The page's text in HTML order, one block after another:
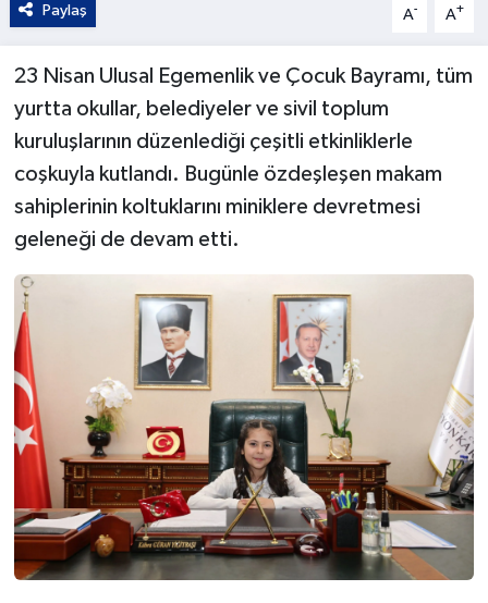
Paylaş A- A+
23 Nisan Ulusal Egemenlik ve Çocuk Bayramı, tüm
yurtta okullar, belediyeler ve sivil toplum
kuruluşlarının düzenlediği çeşitli etkinliklerle
coşkuyla kutlandı. Bugünle özdeşleşen makam
sahiplerinin koltuklarını miniklere devretmesi
geleneği de devam etti.